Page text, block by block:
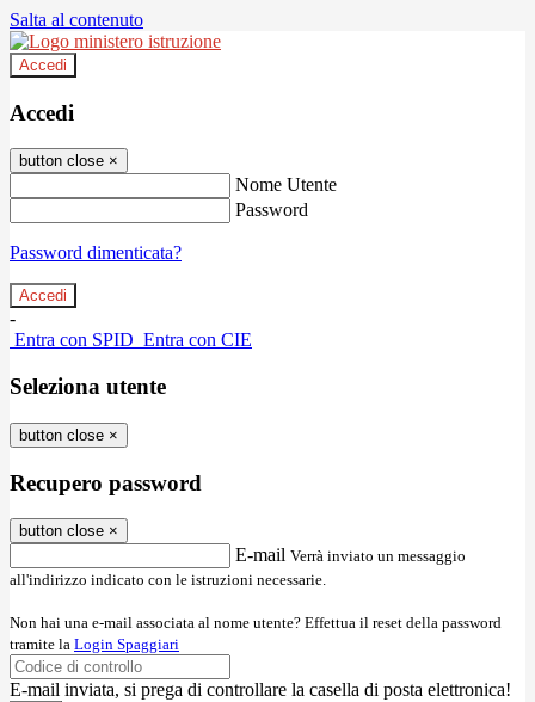
Salta al contenuto
Accedi
Accedi
button close ×
Nome Utente
Password
Password dimenticata?
-
Entra con SPID Entra con CIE
Seleziona utente
button close ×
Recupero password
button close ×
E-mail Verrà inviato un messaggio
all'indirizzo indicato con le istruzioni necessarie.
Non hai una e-mail associata al nome utente? Effettua il reset della password
tramite la Login Spaggiari
E-mail inviata, si prega di controllare la casella di posta elettronica!